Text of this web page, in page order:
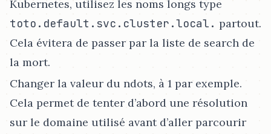
Kubernetes, utilisez les noms longs type
toto.default.svc.cluster.local. partout.
Cela évitera de passer par la liste de search de
la mort.
Changer la valeur du ndots, à 1 par exemple.
Cela permet de tenter d’abord une résolution
sur le domaine utilisé avant d’aller parcourir